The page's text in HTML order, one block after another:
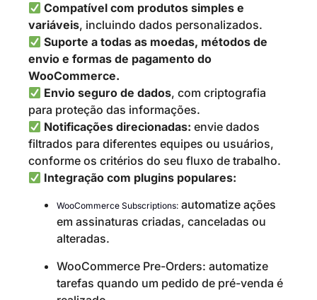
Compatível com produtos simples e
variáveis, incluindo dados personalizados.
Suporte a todas as moedas, métodos de
envio e formas de pagamento do
WooCommerce.
Envio seguro de dados, com criptografia
para proteção das informações.
Notificações direcionadas: envie dados
filtrados para diferentes equipes ou usuários,
conforme os critérios do seu fluxo de trabalho.
Integração com plugins populares:
WooCommerce Subscriptions: automatize ações
em assinaturas criadas, canceladas ou
alteradas.
WooCommerce Pre-Orders: automatize
tarefas quando um pedido de pré-venda é